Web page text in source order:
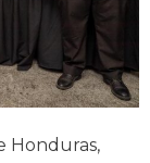
Honduras,